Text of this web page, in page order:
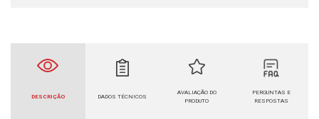
DESCRIÇÃO DADOS TÉCNICOS
AVALIAÇÃO DO
PRODUTO
PERGUNTAS E
RESPOSTAS